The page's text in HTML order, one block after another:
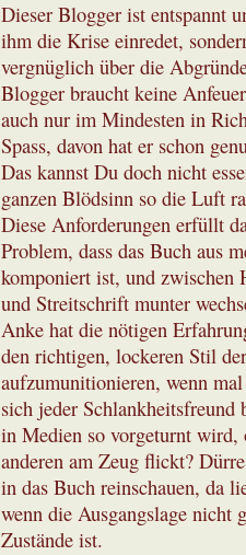
Dieser Blogger ist entspannt
ihm die Krise einredet,
vergnüglich über die
Blogger braucht keine
auch nur im Mindesten in
Spass, davon hat er schon
Das kannst Du doch nicht
ganzen Blödsinn so die Luft
Diese Anforderungen erfüllt
Problem, dass das Buch aus
komponiert ist, und zwischen
und Streitschrift munter
Anke hat die nötigen
den richtigen, lockeren Stil
aufzumunitionieren, wenn
sich jeder
in Medien so vorgeturnt wird,
anderen am Zeug flickt?
in das Buch reinschauen, da
wenn die Ausgangslage nicht
Zustände ist.